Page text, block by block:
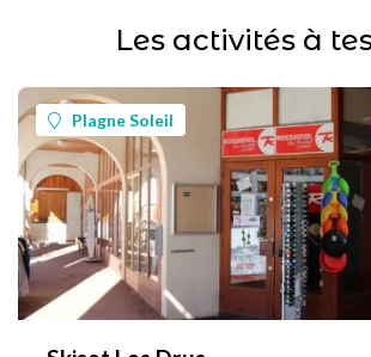
Les activités à
Plagne Soleil